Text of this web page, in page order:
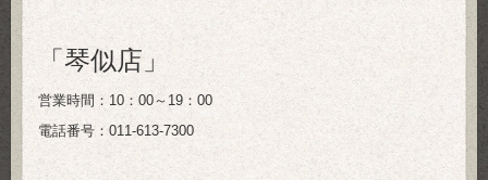
「琴似店」
営業時間：10：00～19：00
電話番号：011-613-7300